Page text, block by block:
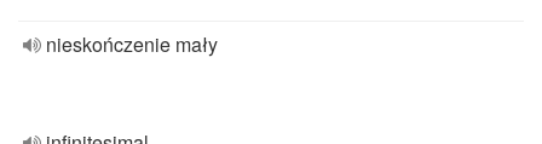
nieskończenie mały